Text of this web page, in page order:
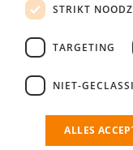
login gegevens
login
Bedrijf aanmelden
nieuwe collega/
STRIKT
TARGETING
NIET-
ALLES